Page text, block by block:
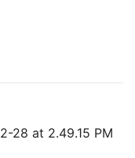
28 at 2.49.15 PM